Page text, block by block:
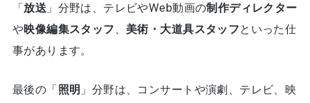
「放送 」分野は、テレビやWeb動画の制作ディレクター
や映像編集スタッフ 美術・大道具スタッフといった仕
事があります。
最後の「照明 」分野は、コンサートや演劇、テレビ、映